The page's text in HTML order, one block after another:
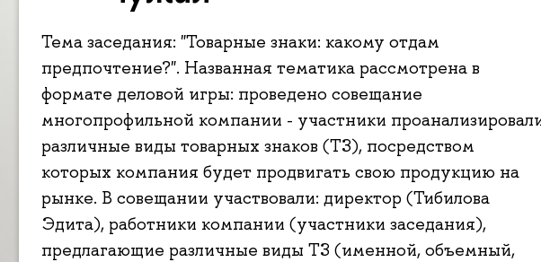
Тема заседания: "Товарные знаки: какому отдам
предпочтение?". Названная тематика рассмотрена в
формате деловой игры: проведено совещание
многопрофильной компании - участники
различные виды товарных знаков (ТЗ), посредством
которых компания будет продвигать свою продукцию на
рынке. В совещании участвовали: директор (Тибилова
Эдита), работники компании (участники заседания),
предлагающие различные виды ТЗ (именной, объемный,